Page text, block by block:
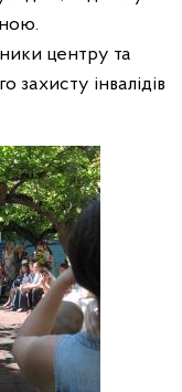
ою.
и центру та
захисту інвалідів